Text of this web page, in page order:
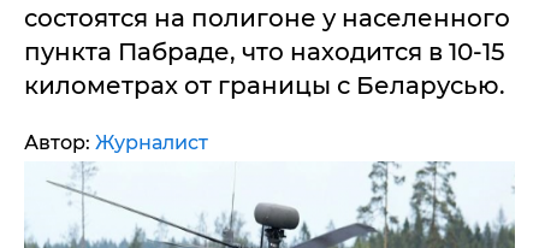
состоятся на полигоне у населенного
пункта Пабраде, что находится в 10-15
километрах от границы с Беларусью.
Автор: Журналист